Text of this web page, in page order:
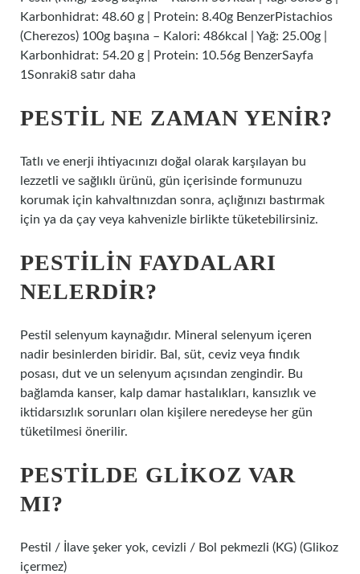
Karbonhidrat: 48.60 g | Protein: 8.40g BenzerPistachios
(Cherezos) 100g başına – Kalori: 486kcal | Yağ: 25.00g |
Karbonhidrat: 54.20 g | Protein: 10.56g BenzerSayfa
1Sonraki8 satır daha
PESTIL NE ZAMAN YENIR?
Tatlı ve enerji ihtiyacınızı doğal olarak karşılayan bu
lezzetli ve sağlıklı ürünü, gün içerisinde formunuzu
korumak için kahvaltınızdan sonra, açlığınızı bastırmak
için ya da çay veya kahvenizle birlikte tüketebilirsiniz.
PESTILIN FAYDALARI
NELERDIR?
Pestil selenyum kaynağıdır. Mineral selenyum içeren
nadir besinlerden biridir. Bal, süt, ceviz veya fındık
posası, dut ve un selenyum açısından zengindir. Bu
bağlamda kanser, kalp damar hastalıkları, kansızlık ve
iktidarsızlık sorunları olan kişilere neredeyse her gün
tüketilmesi önerilir.
PESTILDE GLIKOZ VAR
MI?
Pestil / İlave şeker yok, cevizli / Bol pekmezli (KG) (Glikoz
içermez)